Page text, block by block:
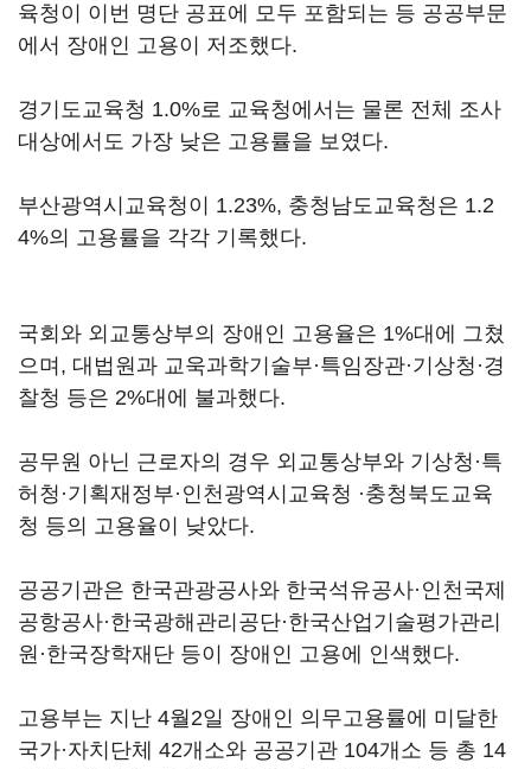
육청이 이번 명단 공표에 모두 포함되는 등 공공부문
에서 장애인 고용이 저조했다.
경기도교육청 1.0%로 교육청에서는 물론 전체 조사
대상에서도 가장 낮은 고용률을 보였다.
부산광역시교육청이 1.23%, 충청남도교육청은 1.2
4%의 고용률을 각각 기록했다.
국회와 외교통상부의 장애인 고용율은 1%대에 그쳤
으며, 대법원과 교욱과학기술부·특임장관·기상청·경
찰청 등은 2%대에 불과했다.
공무원 아닌 근로자의 경우 외교통상부와 기상청·특
허청·기획재정부·인천광역시교육청 ·충청북도교육
청 등의 고용율이 낮았다.
공공기관은 한국관광공사와 한국석유공사·인천국제
공항공사·한국광해관리공단·한국산업기술평가관리
원·한국장학재단 등이 장애인 고용에 인색했다.
고용부는 지난 4월2일 장애인 의무고용률에 미달한
국가·자치단체 42개소와 공공기관 104개소 등 총 14